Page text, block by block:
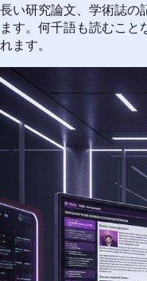
長い研究論文、学術誌の
ます。何千語も読むこと
れます。